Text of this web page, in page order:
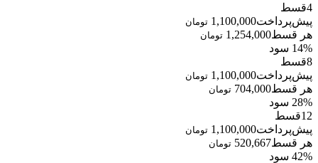
4قسط
پیش‌پرداخت1,100,000 تومان
هر قسط1,254,000 تومان
14% سود
8قسط
پیش‌پرداخت1,100,000 تومان
هر قسط704,000 تومان
28% سود
12قسط
پیش‌پرداخت1,100,000 تومان
هر قسط520,667 تومان
42% سود